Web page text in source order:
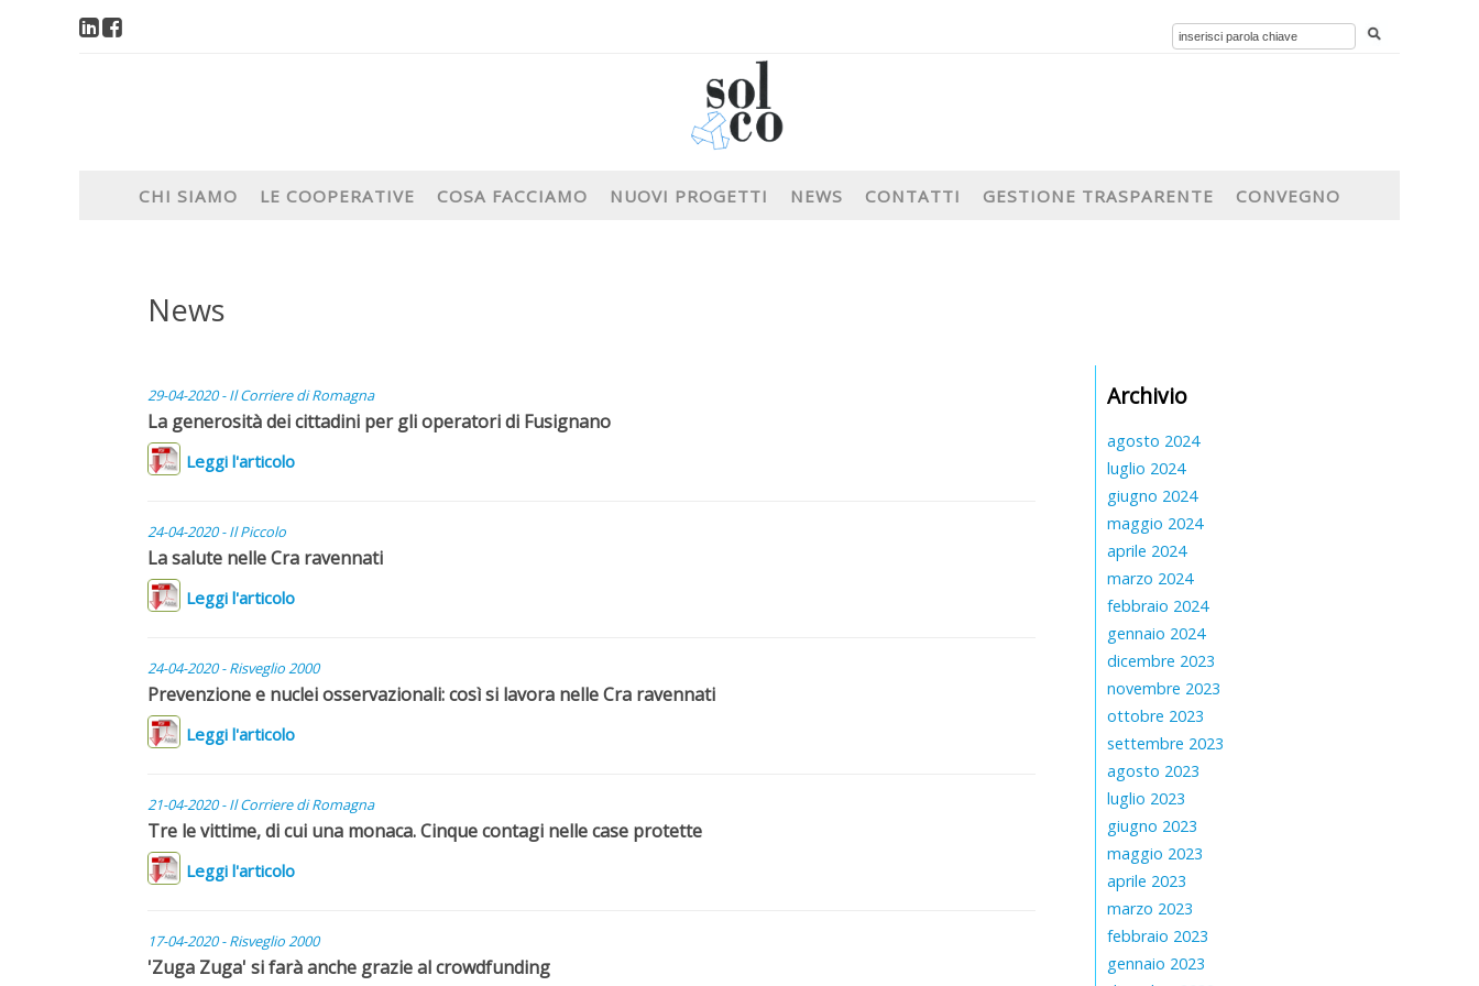
CHI SIAMO LE COOPERATIVE COSA FACCIAMO NUOVI PROGETTI NEWS CONTATTI GESTIONE TRASPARENTE CONVEGNO
News
29-04-2020 - Il Corriere di Romagna
La generosità dei cittadini per gli operatori di Fusignano
Leggi l'articolo
24-04-2020 - Il Piccolo
La salute nelle Cra ravennati
Leggi l'articolo
24-04-2020 - Risveglio 2000
Prevenzione e nuclei osservazionali: così si lavora nelle Cra ravennati
Leggi l'articolo
21-04-2020 - Il Corriere di Romagna
Tre le vittime, di cui una monaca. Cinque contagi nelle case protette
Leggi l'articolo
17-04-2020 - Risveglio 2000
'Zuga Zuga' si farà anche grazie al crowdfunding
Archivio
agosto 2024
luglio 2024
giugno 2024
maggio 2024
aprile 2024
marzo 2024
febbraio 2024
gennaio 2024
dicembre 2023
novembre 2023
ottobre 2023
settembre 2023
agosto 2023
luglio 2023
giugno 2023
maggio 2023
aprile 2023
marzo 2023
febbraio 2023
gennaio 2023